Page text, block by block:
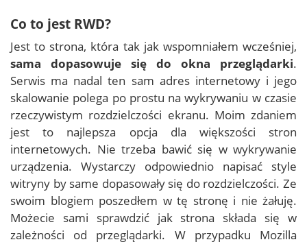
Co to jest RWD?
Jest to strona, która tak jak wspomniałem wcześniej,
sama dopasowuje się do okna przeglądarki.
Serwis ma nadal ten sam adres internetowy i jego
skalowanie polega po prostu na wykrywaniu w czasie
rzeczywistym rozdzielczości ekranu. Moim zdaniem
jest to najlepsza opcja dla większości stron
internetowych. Nie trzeba bawić się w wykrywanie
urządzenia. Wystarczy odpowiednio napisać style
witryny by same dopasowały się do rozdzielczości. Ze
swoim blogiem poszedłem w tę stronę i nie żałuję.
Możecie sami sprawdzić jak strona składa się w
zależności od przeglądarki. W przypadku Mozilla